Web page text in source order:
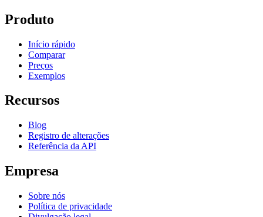
Produto
Início rápido
Comparar
Preços
Exemplos
Recursos
Blog
Registro de alterações
Referência da API
Empresa
Sobre nós
Política de privacidade